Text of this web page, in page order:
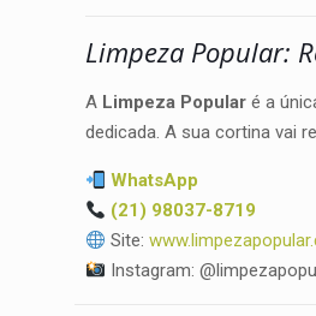
Limpeza Popular:
A Limpeza Popular é a
dedicada. A sua cortina vai
WhatsApp
(21) 98037-8719
Site:
Instagram: